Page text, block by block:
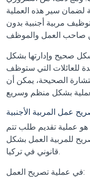
لضمان سير هذه العملية
مربية أجنبية بدون
صحيح وإدارتها بشكل
للعائلات التي ستوظف
الصحيحة، يمكن أن
عمل المربية الأجنبية
هو عملية تقديم طلب تتم
للمربية العمل بشكل
قانوني في تركيا.
في عملية تصريح العمل: